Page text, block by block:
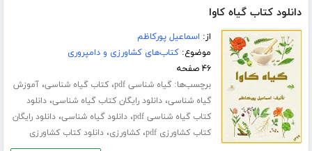
دانلود کتاب گیاه کاوا
از: اسماعیل پورکاظم
موضوع:کتاب‌های کشاورزی و دامپروری
۴۶ صفحه
برچسب‌ها:گیاه شناسی pdf ،کتاب گیاه شناسی،آموزش
گیاه شناسی،دانلود رایگان کتاب گیاه شناسی،دانلود
کتاب گیاه شناسی pdf
،دانلود گیاه شناسی،دانلود رایگان
کتاب کشاورزی pdf
،کشاورزی،دانلود کتاب کشاورزی